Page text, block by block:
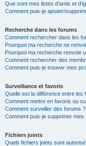
Que sont mes listes d’amis et
Comment puis-je ajouter/
Recherche dans les forums
Comment rechercher dans les
Pourquoi ma recherche ne
Pourquoi ma recherche renvoie
Comment rechercher des
Comment puis-je trouver mes
Surveillance et favoris
Quelle est la différence entre les
Comment mettre en favoris ou
Comment surveiller des forums ?
Comment puis-je supprimer
Fichiers joints
Quels fichiers joints sont